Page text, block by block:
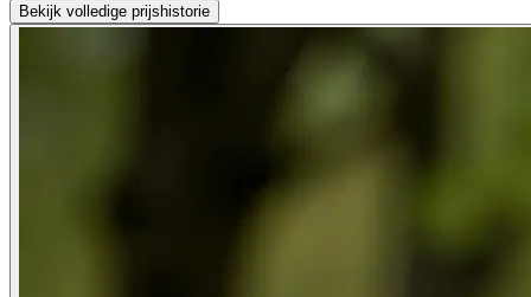
Bekijk volledige prijshistorie